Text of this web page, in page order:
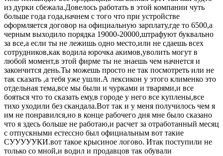
из дурки сбежала.Довелось работать в этой компании чуть
больше года года,начнем с того что при устройстве
оформляется договор на официальную зарплату,где то 6500,а
черным выходило порядка 19000-20000,штрафуют буквально
за все,а если ты не лежишь одно место,или не сдаешь всех
сотрудников,как водила юрочка акимов,уволить могут в
любой момент,в этой фирме ты не знаешь чем начнется и
закончится день.Ты можешь просто не так посмотреть или не
так сказать ,а тебя уже ушли.А лексикон у этого клименко это
отдельная тема,все мы были и чурками и тварями,и все
бояться что то сказать ему,в городе у него все куплены,все
тихо уходили без скандала.Вот так и у меня получилось чем я
им не понравился,но в конце рабочего дня мне было сказано
что я здесь больше не работаю,и расчет за отработанный месяц
с отпускными естессно был официальным вот такие
СУУУУУКИ.вот такое крысиное логово. Итак поступили не
только со мной,и водил и продавцов так обували